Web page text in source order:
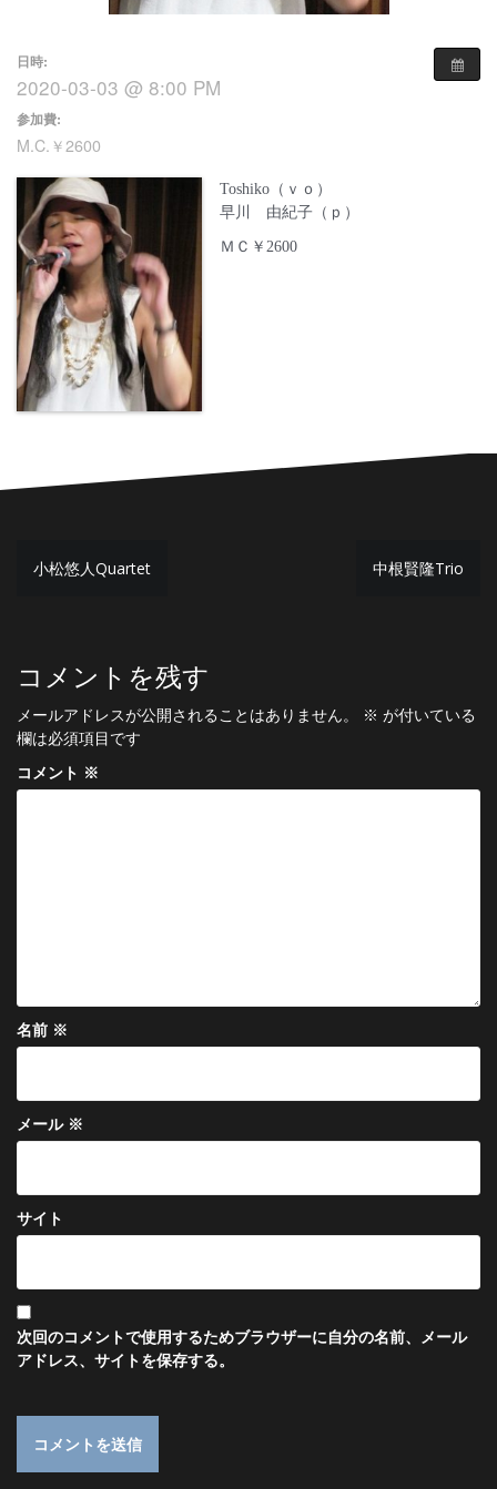
日時:
2020-03-03 @ 8:00 PM
参加費:
M.C.￥2600
Toshiko（ｖｏ）
早川 由紀子（ｐ）
ＭＣ￥2600
投
ビ
ゲ
ー
シ
小松悠人Quartet 中根賢隆Trio
コメントを残す
メールアドレスが公開されることはありません。 ※ が付いている
欄は必須項目です
コメント ※
名前 ※
メール ※
サイト
次回のコメントで使用するためブラウザーに自分の名前、メール
アドレス、サイトを保存する。